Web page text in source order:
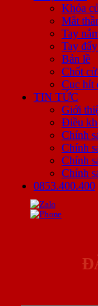
Khóa
Mắt
Tay
Tay
Bản lề
Chốt
Cục hít
TIN TỨC
Giới
Điều
Chính
Chính
Chính
Chính
0853.400.400